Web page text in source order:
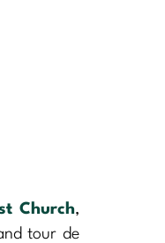
Church,
tour de